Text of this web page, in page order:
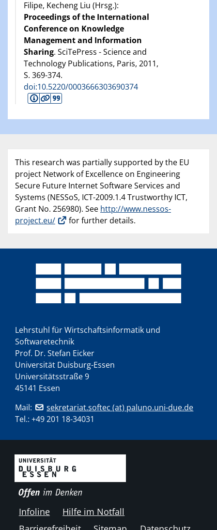
Filipe, Kecheng Liu (Hrsg.):
Proceedings of the International
Conference on Knowledge
Management and Information
Sharing. SciTePress - Science and
Technology Publications, Paris, 2011,
S. 369-374.
doi:10.5220/0003666303690374
This research was partially supported by the EU
project Network of Excellence on Engineering
Secure Future Internet Software Services and
Systems (NESSoS, ICT-2009.1.4 Trustworthy ICT,
Grant No. 256980). See http://www.nessos-
project.eu/
for further details.
Lehrstuhl für Wirtschaftsinformatik und
Softwaretechnik
Prof. Dr. Stefan Eicker
Universität Duisburg-Essen
Universitätsstraße 9
45141 Essen
Mail:
sekretariat.softec (at) paluno.uni-due.de
Tel.: +49 201 18-34031
Infoline
Hilfe im Notfall